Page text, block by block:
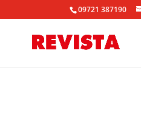
09721 387190